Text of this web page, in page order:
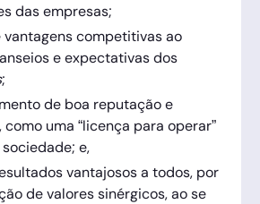
das empresas;
competitivas ao
e expectativas dos
;
de boa reputação e
uma “licença para operar”
e,
vantajosos a todos, por
de valores sinérgicos, ao se